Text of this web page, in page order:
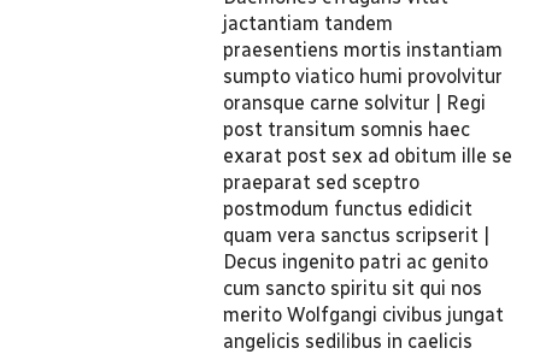
jactantiam tandem
praesentiens mortis instantiam
sumpto viatico humi provolvitur
oransque carne solvitur | Regi
post transitum somnis haec
exarat post sex ad obitum ille se
praeparat sed sceptro
postmodum functus edidicit
quam vera sanctus scripserit |
Decus ingenito patri ac genito
cum sancto spiritu sit qui nos
merito Wolfgangi civibus jungat
angelicis sedilibus in caelicis